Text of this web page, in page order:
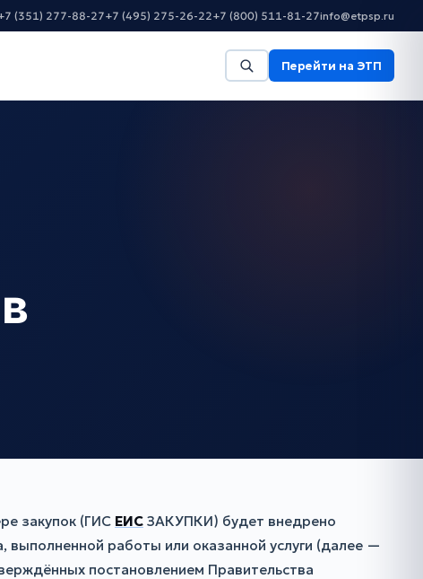
(351) 277-88-27+7 (495) 275-26-22+7 (800) 511-81-27info@etpsp.ru
Перейти на ЭТП
закупок (ГИС ЕИС ЗАКУПКИ) будет внедрено
выполненной работы или оказанной услуги (далее —
постановлением Правительства